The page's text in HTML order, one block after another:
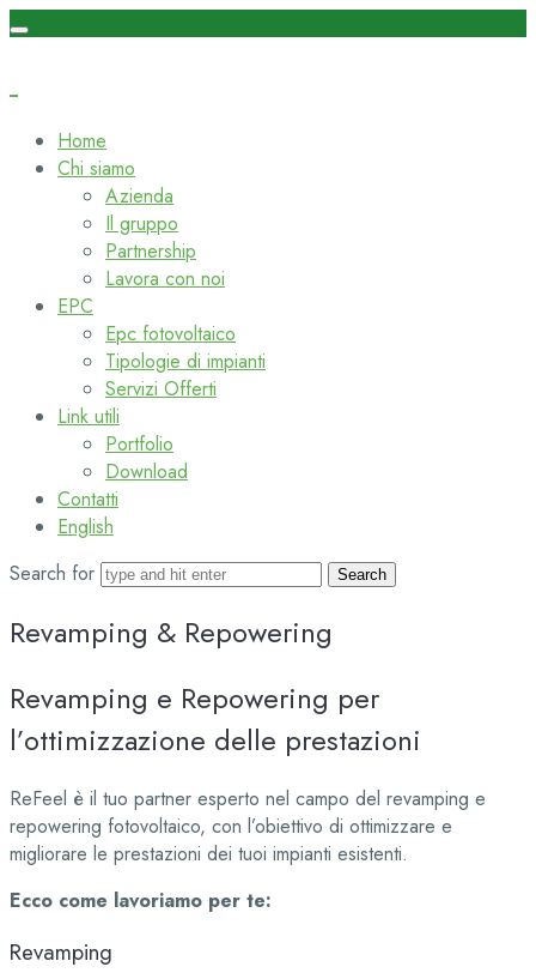
Home
Chi siamo
Azienda
Il gruppo
Partnership
Lavora con noi
EPC
Epc fotovoltaico
Tipologie di impianti
Servizi Offerti
Link utili
Portfolio
Download
Contatti
English
Search for
Revamping & Repowering
Revamping e Repowering per
l’ottimizzazione delle prestazioni
ReFeel è il tuo partner esperto nel campo del revamping e
repowering fotovoltaico, con l’obiettivo di ottimizzare e
migliorare le prestazioni dei tuoi impianti esistenti.
Ecco come lavoriamo per te:
Revamping